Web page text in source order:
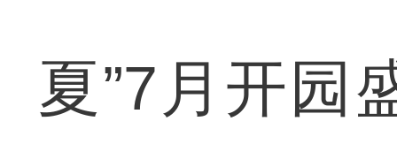
夏”7月开园